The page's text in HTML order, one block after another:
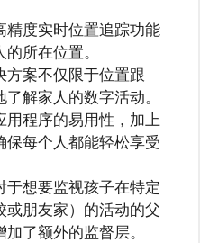
精度实时位置追踪功能
所在位置。
方案不仅限于位置跟
解家人的数字活动。
用程序的易用性，加上
保每个人都能轻松享受
于想要监视孩子在特定
或朋友家）的活动的父
了额外的监督层。